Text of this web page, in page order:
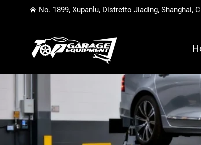
No. 1899, Xupanlu, Distretto Jiading, Shanghai,